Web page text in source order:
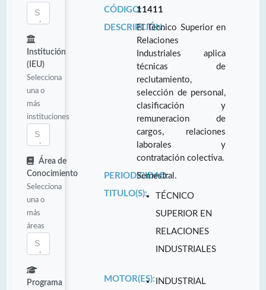
Institución
(IEU)
Selecciona
una o
más
instituciones
Área de
Conocimiento
Selecciona
una o
más
áreas
Programa
CÓDIGO:11411
DESCRIPCIÓN:El Técnico Superior en
Relaciones
Industriales aplica
técnicas de
reclutamiento,
selección de personal,
clasificación y
remuneracion de
cargos, relaciones
laborales y
contratación colectiva.
PERIODICIDAD:
Semestral.
TITULO(S):
TÉCNICO
SUPERIOR EN
RELACIONES
INDUSTRIALES
MOTOR(ES): INDUSTRIAL